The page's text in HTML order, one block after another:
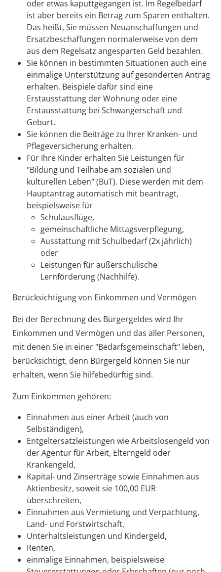
oder etwas kaputtgegangen ist. Im Regelbedarf
ist aber bereits ein Betrag zum Sparen enthalten.
Das heißt, Sie müssen Neuanschaffungen und
Ersatzbeschaffungen normalerweise von dem
aus dem Regelsatz angesparten Geld bezahlen.
Sie können in bestimmten Situationen auch eine
einmalige Unterstützung auf gesonderten Antrag
erhalten. Beispiele dafür sind eine
Erstausstattung der Wohnung oder eine
Erstausstattung bei Schwangerschaft und
Geburt.
Sie können die Beiträge zu Ihrer Kranken- und
Pflegeversicherung erhalten.
Für Ihre Kinder erhalten Sie Leistungen für
"Bildung und Teilhabe am sozialen und
kulturellen Leben" (BuT). Diese werden mit dem
Hauptantrag automatisch mit beantragt,
beispielsweise für
Schulausflüge,
gemeinschaftliche Mittagsverpflegung,
Ausstattung mit Schulbedarf (2x jährlich)
oder
Leistungen für außerschulische
Lernförderung (Nachhilfe).
Berücksichtigung von Einkommen und Vermögen
Bei der Berechnung des Bürgergeldes wird Ihr
Einkommen und Vermögen und das aller Personen,
mit denen Sie in einer "Bedarfsgemeinschaft" leben,
berücksichtigt, denn Bürgergeld können Sie nur
erhalten, wenn Sie hilfebedürftig sind.
Zum Einkommen gehören:
Einnahmen aus einer Arbeit (auch von
Selbständigen),
Entgeltersatzleistungen wie Arbeitslosengeld von
der Agentur für Arbeit, Elterngeld oder
Krankengeld,
Kapital- und Zinserträge sowie Einnahmen aus
Aktienbesitz, soweit sie 100,00 EUR
überschreiten,
Einnahmen aus Vermietung und Verpachtung,
Land- und Forstwirtschaft,
Unterhaltsleistungen und Kindergeld,
Renten,
einmalige Einnahmen, beispielsweise